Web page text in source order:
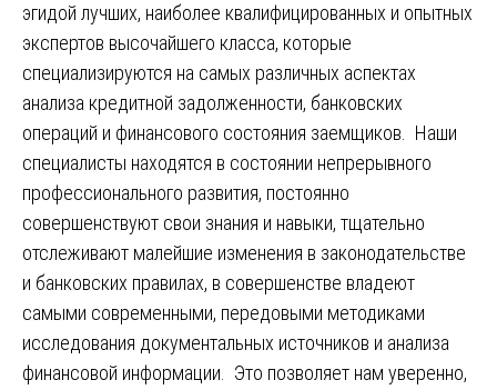
эгидой лучших, наиболее квалифицированных и опытных
экспертов высочайшего класса, которые
специализируются на самых различных аспектах
анализа кредитной задолженности, банковских
операций и финансового состояния заемщиков. Наши
специалисты находятся в состоянии непрерывного
профессионального развития, постоянно
совершенствуют свои знания и навыки, тщательно
отслеживают малейшие изменения в законодательстве
и банковских правилах, в совершенстве владеют
самыми современными, передовыми методиками
исследования документальных источников и анализа
финансовой информации. Это позволяет нам уверенно,